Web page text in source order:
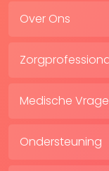
Over Ons
Medische
Ondersteuning